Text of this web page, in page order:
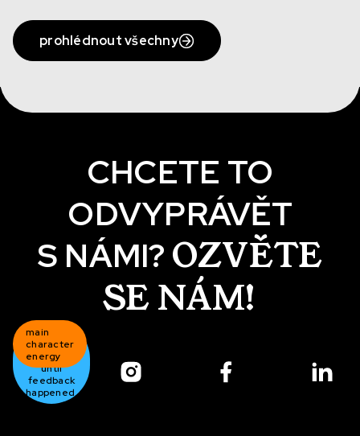
prohlédnout všechny
CHCETE TO
ODVYPRÁVĚT
S NÁMI? OZVĚTE
SE NÁM!
once
upon
a timeline
main
character
energy